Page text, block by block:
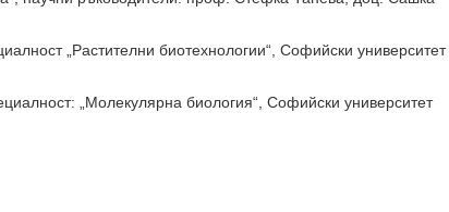
„Растителни биотехнологии“, Софийски университет
„Молекулярна биология“, Софийски университет